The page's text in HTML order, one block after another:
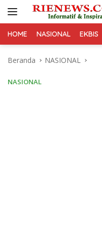
HOME NASIONAL EKBIS
Beranda NASIONAL
NASIONAL